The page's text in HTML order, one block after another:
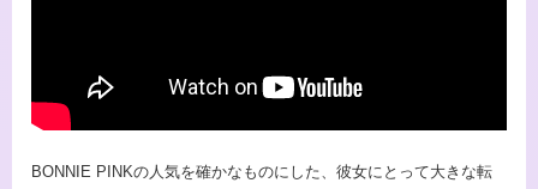
BONNIE PINKの人気を確かなものにした、彼女にとって大きな転